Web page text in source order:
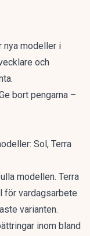
nya modeller i
och
bort pengarna –
Sol, Terra
modellen. Terra
för vardagsarbete
varianten.
inom bland